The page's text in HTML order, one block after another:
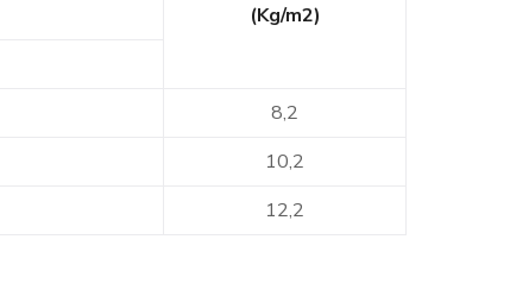
(Kg/m2)
8,2
10,2
12,2